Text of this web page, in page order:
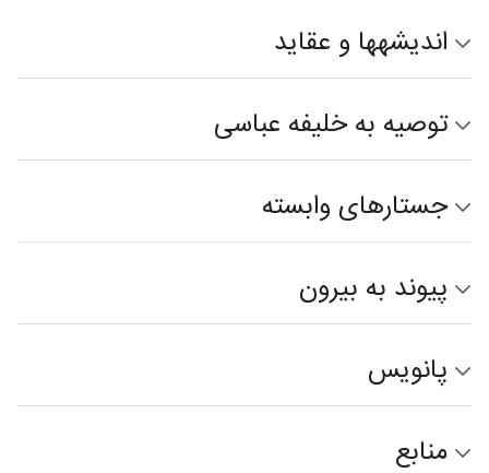
اندیشه‎ها و عقاید
توصیه به خلیفه عباسی
جستارهای وابسته
پیوند به بیرون
پانویس
منابع